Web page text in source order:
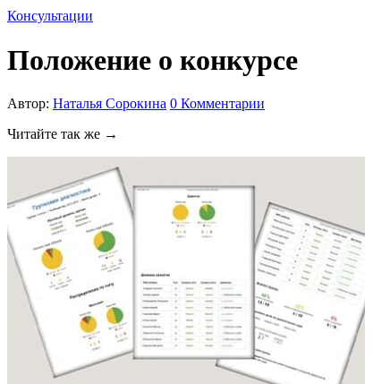
Консультации
Положение о конкурсе
Автор: Наталья Сорокина 0 Комментарии
Читайте так же →